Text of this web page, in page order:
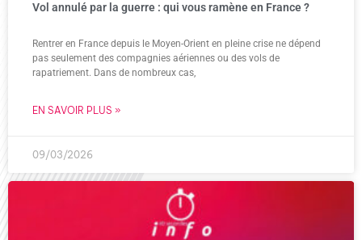
Vol annulé par la guerre : qui vous ramène en France ?
Rentrer en France depuis le Moyen-Orient en pleine crise ne dépend
pas seulement des compagnies aériennes ou des vols de
rapatriement. Dans de nombreux cas,
EN SAVOIR PLUS »
09/03/2026